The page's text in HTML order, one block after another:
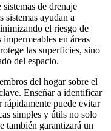
de drenaje
sistemas ayudan a
el riesgo de
en áreas
las superficies, sino
del espacio.
del hogar sobre el
Enseñar a identificar
puede evitar
simples y útils no solo
también garantizará un